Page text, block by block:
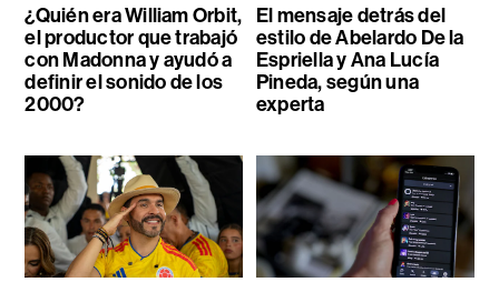
¿Quién era William Orbit,
el productor que trabajó
con Madonna y ayudó a
definir el sonido de los
2000?
El mensaje detrás del
estilo de Abelardo De la
Espriella y Ana Lucía
Pineda, según una
experta